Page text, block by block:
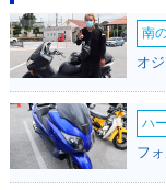
2000年 FORZA・カ
ラーチェンジ
南
オ
ハ
フ